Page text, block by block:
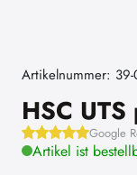
Artikelnummer:
HSC
Google
Artikel ist